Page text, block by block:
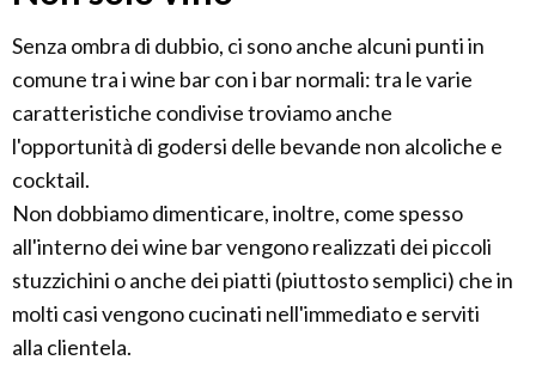
Senza ombra di dubbio, ci sono anche alcuni punti in
comune tra i wine bar con i bar normali: tra le varie
caratteristiche condivise troviamo anche
l'opportunità di godersi delle bevande non alcoliche e
cocktail.
Non dobbiamo dimenticare, inoltre, come spesso
all'interno dei wine bar vengono realizzati dei piccoli
stuzzichini o anche dei piatti (piuttosto semplici) che in
molti casi vengono cucinati nell'immediato e serviti
alla clientela.